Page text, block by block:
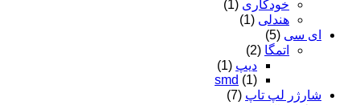
خودکاری (1)
هندلی (1)
ای سی (5)
اتمگا (2)
دیپ (1)
smd (1)
شارژر لپ تاپ (7)